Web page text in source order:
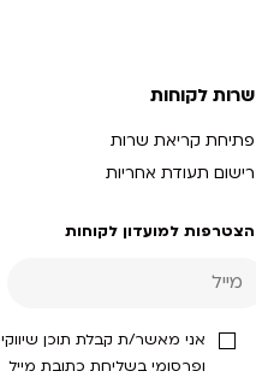
שרות לקוחות
פתיחת קריאת שרות
רישום תעודת אחריות
הצטרפות למועדון לקוחות
אני מאשר/ת קבלת תוכן שיווקי
ופרסומי בשליחת כתובת מייל